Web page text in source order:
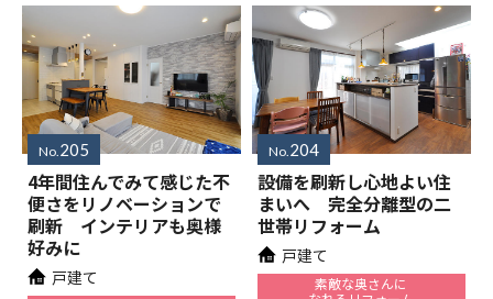
No. 205
4年間住んでみて感じた不
便さをリノベーションで
刷新 インテリアも奥様
好みに
戸建て
No. 204
設備を刷新し心地よい住
まいへ 完全分離型の二
世帯リフォーム
戸建て
素敵な奥さんに